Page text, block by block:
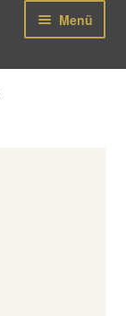
Menü